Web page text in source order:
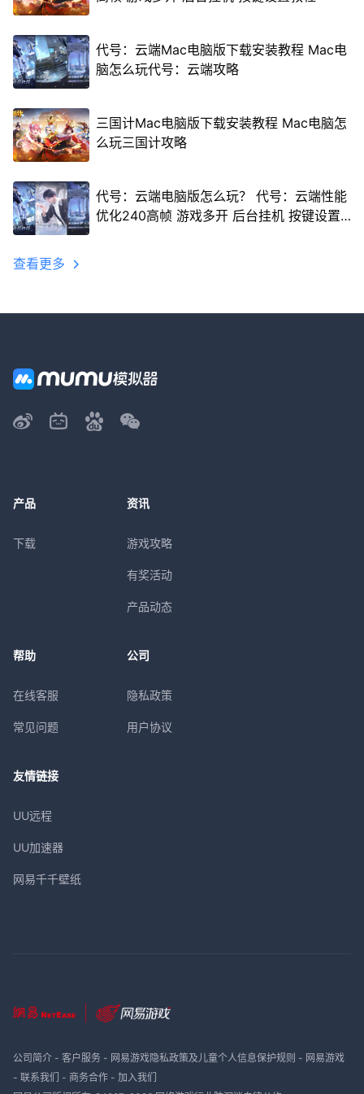
代号：云端Mac电脑版下载安装教程 Mac电
脑怎么玩代号：云端攻略
三国计Mac电脑版下载安装教程 Mac电脑怎
么玩三国计攻略
代号：云端电脑版怎么玩？ 代号：云端性能
优化240高帧 游戏多开 后台挂机 按键设置
查看更多
产品
下载
资讯
游戏攻略
有奖活动
产品动态
帮助
在线客服
常见问题
公司
隐私政策
用户协议
友情链接
UU远程
UU加速器
网易千千壁纸
公司简介- 客户服务- 网易游戏隐私政策及儿童个人信息保护规则 - 网易游戏
- 联系我们 - 商务合作- 加入我们